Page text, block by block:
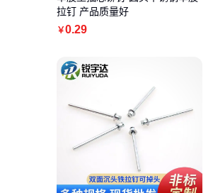
拉钉 产品质量好
￥0.29